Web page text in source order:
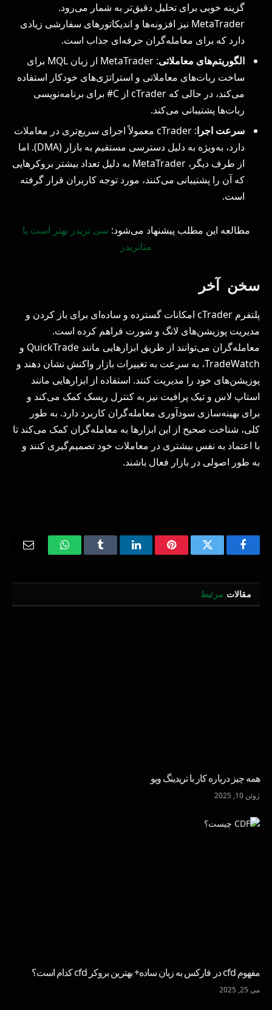
گزینه خوبی برای تحلیل‌ دقیق‌تر به شمار می‌رود.
MetaTrader نیز افزونه‌ها و اندیکاتورهای سفارشی زیادی
دارد که برای معامله‌گران حرفه‌ای جذاب است.
الگوریتم‌های معاملاتی
: MetaTrader از زبان MQL برای
ساخت ربات‌های معاملاتی و استراتژی‌های خودکار استفاده
می‌کند، در حالی که cTrader از C# برای برنامه‌نویسی
ربات‌ها پشتیبانی می‌کند.
سرعت اجرا
: cTrader معمولاً اجرای سریع‌تری در معاملات
دارد، به‌ویژه به دلیل دسترسی مستقیم به بازار (DMA). اما
از طرف دیگر، MetaTrader به دلیل تعداد بیشتر بروکرهایی
که آن را پشتیبانی می‌کنند، مورد توجه کاربران قرار گرفته
است.
مطالعه این مطلب پیشنهاد می‌شود: سی تریدر بهتر است یا
متاتریدر
سخن آخر
پلتفرم cTrader امکانات گسترده و ساده‌ای برای باز کردن و
مدیریت پوزیشن‌های لانگ و شورت فراهم کرده است.
معامله‌گران می‌توانند از طریق ابزارهایی مانند QuickTrade و
TradeWatch، به سرعت به تغییرات بازار واکنش نشان دهند و
پوزیشن‌های خود را مدیریت کنند. استفاده از ابزارهایی مانند
استاپ لاس و تیک پرافیت نیز به کنترل ریسک کمک می‌کند و
برای بهینه‌سازی سودآوری معامله‌گران کاربرد دارد. به طور
کلی، شناخت صحیح از این ابزارها به معامله‌گران کمک می‌کند تا
با اعتماد به نفس بیشتری در معاملات خود تصمیم‌گیری کنند و
به طور اصولی در بازار فعال باشند.
Facebook
Twitter
Pinterest
LinkedIn
Tumblr
WhatsApp
Email
مقالات مرتبط
همه چیز درباره کار با تریدینگ ویو
ژوئن 10, 2025
مفهوم cfd در فارکس به زبان ساده+ بهترین بروکر cfd کدام است؟
می 25, 2025